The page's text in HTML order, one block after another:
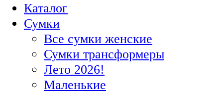
Каталог
Сумки
Все сумки женские
Сумки трансформеры
Лето 2026!
Маленькие